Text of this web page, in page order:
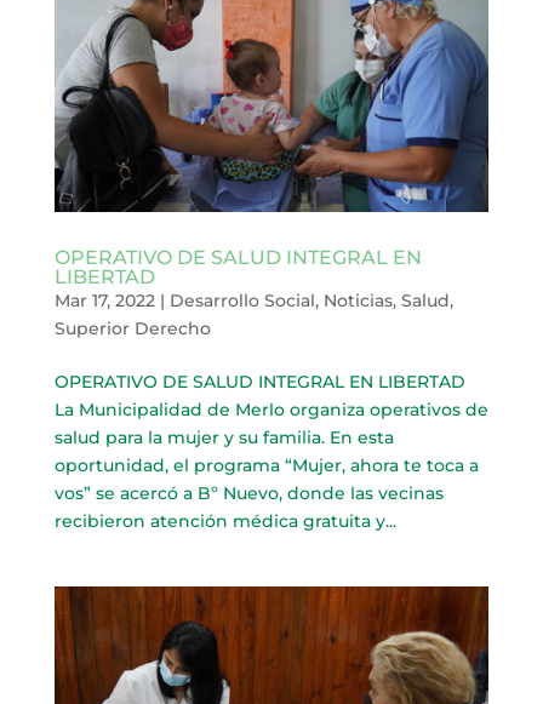
OPERATIVO DE SALUD INTEGRAL EN
LIBERTAD
Mar 17, 2022| Desarrollo Social, Noticias, Salud,
Superior Derecho
OPERATIVO DE SALUD INTEGRAL EN LIBERTAD
La Municipalidad de Merlo organiza operativos de
salud para la mujer y su familia. En esta
oportunidad, el programa “Mujer, ahora te toca a
vos” se acercó a Bº Nuevo, donde las vecinas
recibieron atención médica gratuita y...